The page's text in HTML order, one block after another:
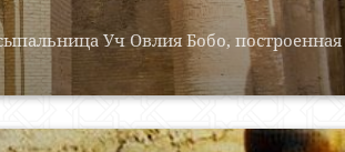
Уч Овлия Бобо, построенная